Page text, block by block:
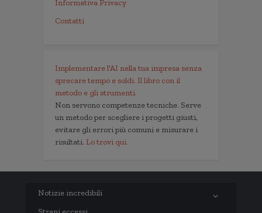
Informativa Privacy
Contatti
Implementare l'AI nella tua impresa senza
sprecare tempo e soldi. Il libro con il
metodo e gli strumenti.
Non servono competenze tecniche. Serve
un metodo per scegliere i progetti giusti,
evitare gli errori più comuni e misurare i
risultati. Lo trovi qui.
Notizie incredibili